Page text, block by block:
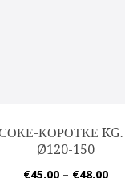
КОРОТКЕ
Ø120-150
€45.00 – €48.00